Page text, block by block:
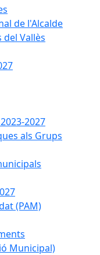
de l'Alcalde
del Vallès
2027
als Grups
(PAM)
Municipal)